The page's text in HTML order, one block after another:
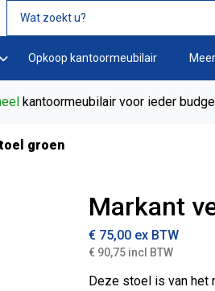
Opkoop kantoormeubilair
kantoormeubilair voor ieder
groen
Markant
€ 75,00 ex BTW
€ 90,75 incl BTW
Deze stoel is van het